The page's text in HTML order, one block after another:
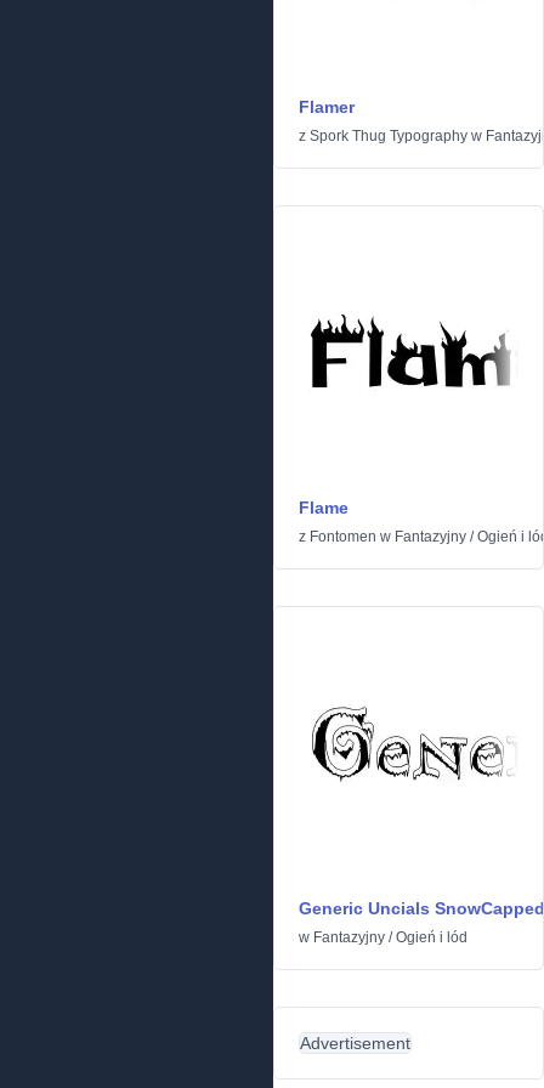
Flamer
z Spork Thug Typography w
Flame
z Fontomen w Fantazyjny /Ogień i
Generic Uncials SnowCapped
w Fantazyjny /Ogień i lód
Advertisement